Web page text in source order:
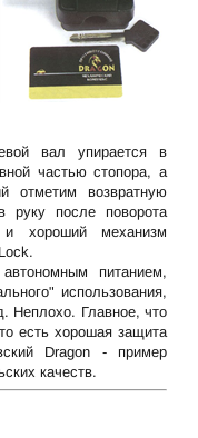
вал упирается в
частью стопора, а
отметим возвратную
руку после поворота
хороший механизм
питанием,
использования,
Неплохо. Главное, что
есть хорошая защита
Dragon - пример
качеств.